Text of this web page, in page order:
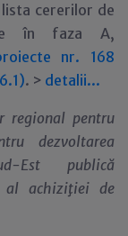
lista cererilor de
în faza A,
nr. 168
. > detalii...
regional pentru
dezvoltarea
Est publică
al achiziţiei de